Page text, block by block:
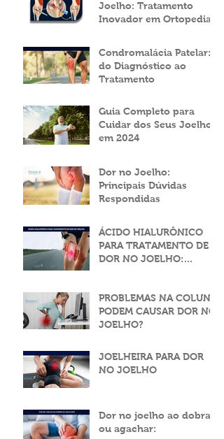
Hidrogel para Artrose do
Inovador em Ortopedia
Condromalácia Patelar:
Tratamento
Guia Completo para
em 2024
Dor no Joelho:
Respondidas
ÁCIDO HIALURÔNICO
ALÍVIO EFICAZ E SEGURO
PROBLEMAS NA COLUNA
JOELHO?